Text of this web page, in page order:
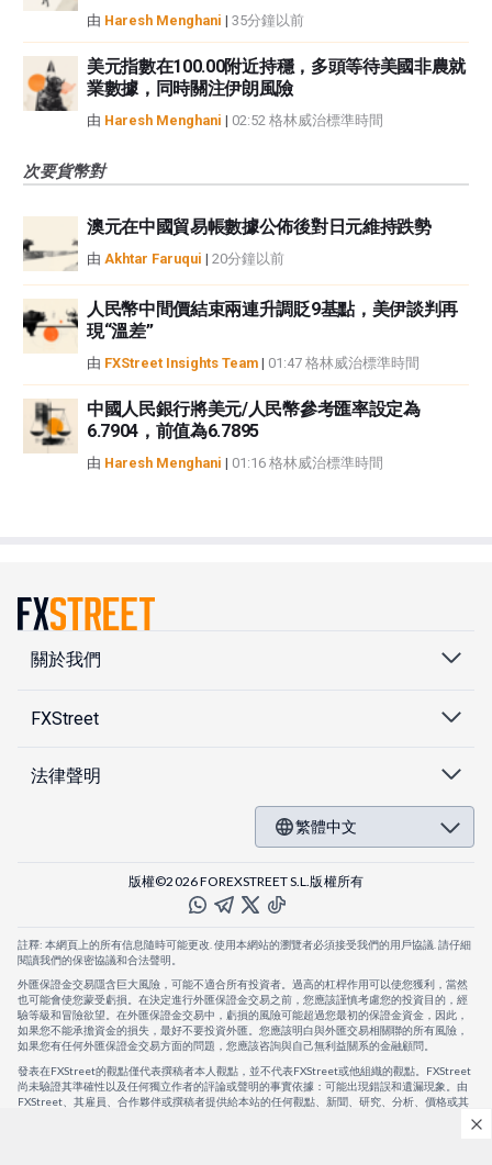
由 Haresh Menghani | 35分鐘以前
美元指數在100.00附近持穩，多頭等待美國非農就
業數據，同時關注伊朗風險
由 Haresh Menghani | 02:52 格林威治標準時間
次要貨幣對
澳元在中國貿易帳數據公佈後對日元維持跌勢
由 Akhtar Faruqui | 20分鐘以前
人民幣中間價結束兩連升調貶9基點，美伊談判再
現“溫差”
由 FXStreet Insights Team | 01:47 格林威治標準時間
中國人民銀行將美元/人民幣參考匯率設定為
6.7904，前值為6.7895
由 Haresh Menghani | 01:16 格林威治標準時間
關於我們
FXStreet
法律聲明
繁體中文
版權©2026 FOREXSTREET S.L.版權所有
註釋: 本網頁上的所有信息隨時可能更改. 使用本網站的瀏覽者必須接受我們的用戶協議. 請仔細
閱讀我們的保密協議和合法聲明。
外匯保證金交易隱含巨大風險，可能不適合所有投資者。過高的杠桿作用可以使您獲利，當然
也可能會使您蒙受虧損。在決定進行外匯保證金交易之前，您應該謹慎考慮您的投資目的，經
驗等級和冒險欲望。在外匯保證金交易中，虧損的風險可能超過您最初的保證金資金，因此，
如果您不能承擔資金的損失，最好不要投資外匯。您應該明白與外匯交易相關聯的所有風險，
如果您有任何外匯保證金交易方面的問題，您應該咨詢與自己無利益關系的金融顧問。
發表在FXStreet的觀點僅代表撰稿者本人觀點，並不代表FXStreet或他組織的觀點。FXStreet
尚未驗證其準確性以及任何獨立作者的評論或聲明的事實依據：可能出現錯誤和遺漏現象。由
FXStreet、其雇員、合作夥伴或撰稿者提供給本站的任何觀點、新聞、研究、分析、價格或其